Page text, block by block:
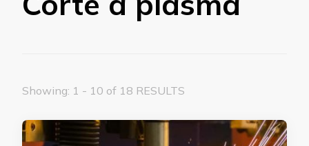
Showing: 1 - 10 of 18 RESULTS